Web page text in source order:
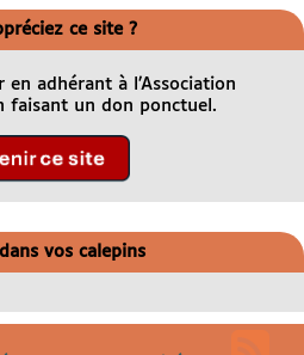
ce site ?
adhérant à l’Association
faisant un don ponctuel.
vos calepins